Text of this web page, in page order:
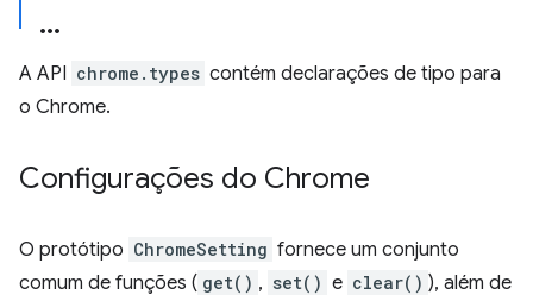
A API chrome.types contém declarações de tipo para
o Chrome.
Configurações do Chrome
O protótipo ChromeSetting fornece um conjunto
comum de funções ( get() , set() e clear() ), além de